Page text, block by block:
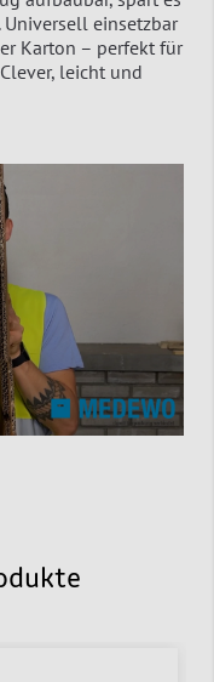
einsetzbar
Karton – perfekt für
leicht und